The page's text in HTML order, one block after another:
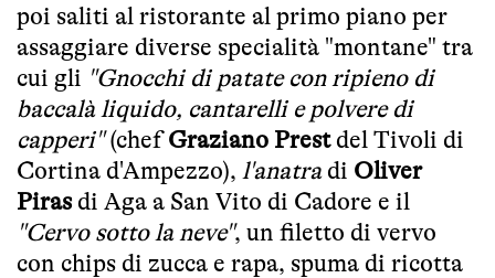
poi saliti al ristorante al primo piano per
assaggiare diverse specialità "montane" tra
cui gli "Gnocchi di patate con ripieno di
baccalà liquido, cantarelli e polvere di
capperi"(chefGraziano Prestdel Tivoli di
Cortina d'Ampezzo), l'anatradi Oliver
Pirasdi Aga a San Vito di Cadore e il
"Cervo sotto la neve", un filetto di vervo
con chips di zucca e rapa, spuma di ricotta